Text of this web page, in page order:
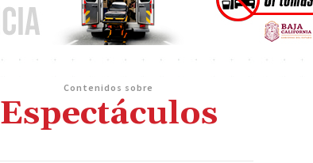
Contenidos sobre
Espectáculos